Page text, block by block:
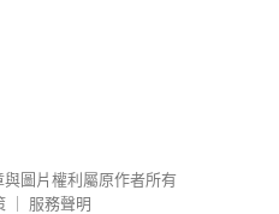
與圖片權利屬原作者所有
服務聲明